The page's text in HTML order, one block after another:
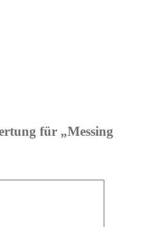
für „Messing